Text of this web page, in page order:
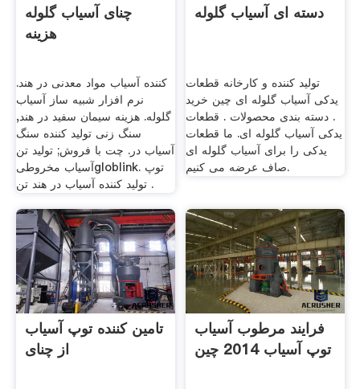
چنای آسیاب گلوله
هزینه
کننده آسیاب مواد معدنی در هند.
نرم افزار شبیه ساز آسیاب
گلوله. هزینه سیمان سفید در هند,
سنگ زنی تولید کننده سنگ
آسیاب در. چت با فروش; تولید تن
آسیاب مخروطیgloblink. توپ
تولید کننده آسیاب در هند تن .
دسته ای آسیاب گلوله
تولید کننده و کارخانه قطعات
یدکی آسیاب گلوله ای چین خرید
. دسته بندی محصولات . قطعات
یدکی آسیاب گلوله ای. ما قطعات
یدکی را برای آسیاب گلوله ای
صاف عرضه می کنیم.
تامین کننده توپ آسیاب
از چنای
فرایند مرطوب آسیاب
توپ آسیاب 2014 چین